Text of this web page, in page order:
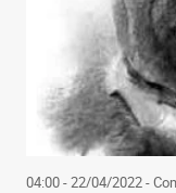
04:00 - 22/04/2022-